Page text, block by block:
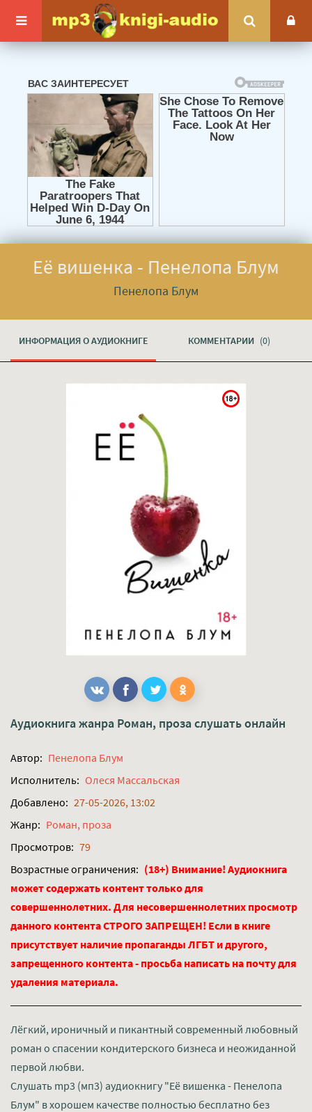
Её вишенка - Пенелопа Блум
Пенелопа Блум
ИНФОРМАЦИЯ О АУДИОКНИГЕ КОММЕНТАРИИ (0)
Аудиокнига жанра Роман, проза слушать онлайн
Автор: Пенелопа Блум
Исполнитель: Олеся Массальская
Добавлено: 27-05-2026, 13:02
Жанр: Роман, проза
Просмотров: 79
Возрастные ограничения: (18+) Внимание! Аудиокнига
может содержать контент только для
совершеннолетних. Для несовершеннолетних просмотр
данного контента СТРОГО ЗАПРЕЩЕН! Если в книге
присутствует наличие пропаганды ЛГБТ и другого,
запрещенного контента - просьба написать на почту для
удаления материала.
Лёгкий, ироничный и пикантный современный любовный
роман о спасении кондитерского бизнеса и неожиданной
первой любви.
Слушать mp3 (мп3) аудиокнигу "Её вишенка - Пенелопа
Блум" в хорошем качестве полностью бесплатно без